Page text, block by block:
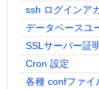
ssh ログインア
データベースユ
SSLサーバー証
Cron 設定
各種 confファイ